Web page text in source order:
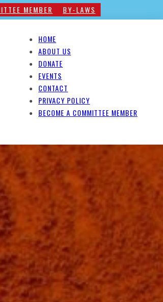
MEMBER BY-LAWS
HOME
ABOUT US
DONATE
EVENTS
CONTACT
PRIVACY POLICY
BECOME A COMMITTEE MEMBER